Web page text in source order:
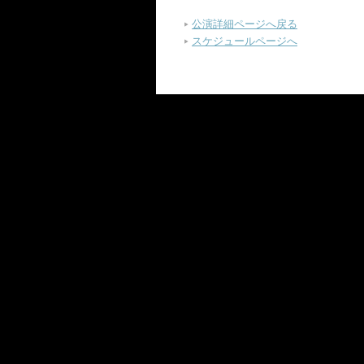
公演詳細ページへ戻る
スケジュールページへ